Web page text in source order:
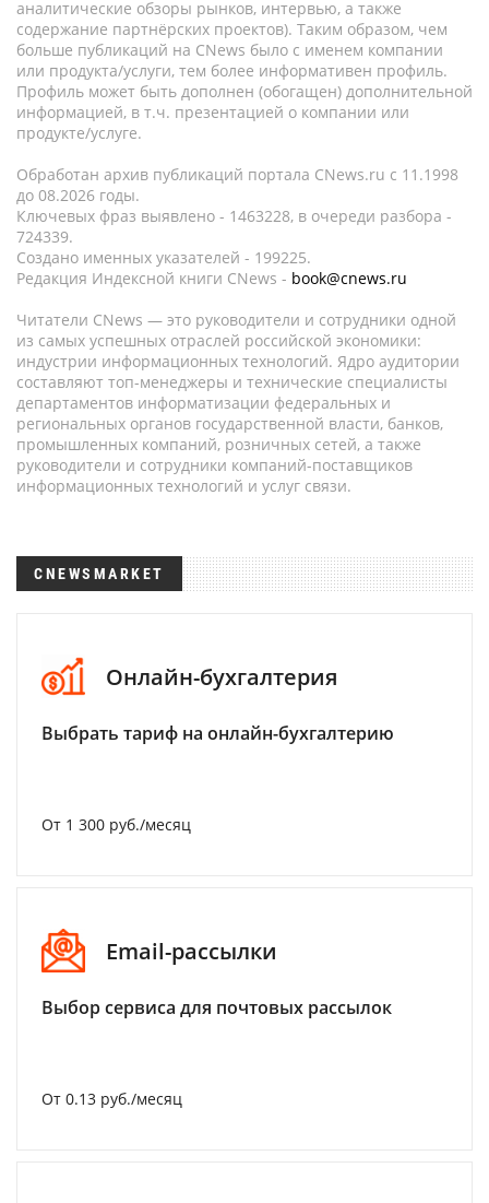
аналитические обзоры рынков, интервью, а также
содержание партнёрских проектов). Таким образом, чем
больше публикаций на CNews было с именем компании
или продукта/услуги, тем более информативен профиль.
Профиль может быть дополнен (обогащен) дополнительной
информацией, в т.ч. презентацией о компании или
продукте/услуге.
Обработан архив публикаций портала CNews.ru c 11.1998
до 08.2026 годы.
Ключевых фраз выявлено - 1463228, в очереди разбора -
724339.
Создано именных указателей - 199225.
Редакция Индексной книги CNews - book@cnews.ru
Читатели CNews — это руководители и сотрудники одной
из самых успешных отраслей российской экономики:
индустрии информационных технологий. Ядро аудитории
составляют топ-менеджеры и технические специалисты
департаментов информатизации федеральных и
региональных органов государственной власти, банков,
промышленных компаний, розничных сетей, а также
руководители и сотрудники компаний-поставщиков
информационных технологий и услуг связи.
CNEWSMARKET
Онлайн-бухгалтерия
Выбрать тариф на онлайн-бухгалтерию
От 1 300 руб./месяц
Email-рассылки
Выбор сервиса для почтовых рассылок
От 0.13 руб./месяц